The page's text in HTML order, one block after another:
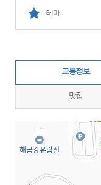
테마
교통정보
맛집
지도삽입 (가로100%)